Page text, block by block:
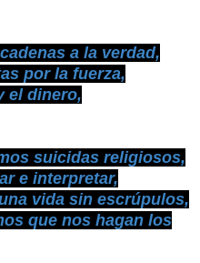
a la verdad,
por la fuerza,
el dinero,
suicidas religiosos,
e interpretar,
vida sin escrúpulos,
que nos hagan los